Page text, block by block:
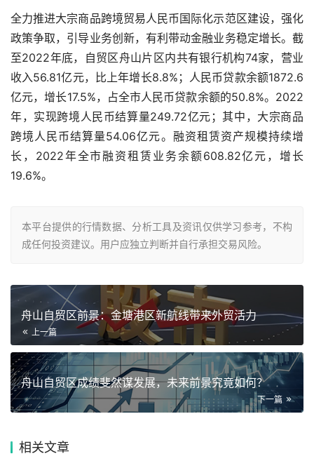
全力推进大宗商品跨境贸易人民币国际化示范区建设，强化
政策争取，引导业务创新，有利带动金融业务稳定增长。截
至2022年底，自贸区舟山片区内共有银行机构74家，营业
收入56.81亿元，比上年增长8.8%；人民币贷款余额1872.6
亿元，增长17.5%，占全市人民币贷款余额的50.8%。2022
年，实现跨境人民币结算量249.72亿元；其中，大宗商品
跨境人民币结算量54.06亿元。融资租赁资产规模持续增
长，2022年全市融资租赁业务余额608.82亿元，增长
19.6%。
本平台提供的行情数据、分析工具及资讯仅供学习参考，不构
成任何投资建议。用户应独立判断并自行承担交易风险。
舟山自贸区前景：金塘港区新航线带来外贸活力
上一篇
舟山自贸区成绩斐然谋发展，未来前景究竟如何？
下一篇
相关文章